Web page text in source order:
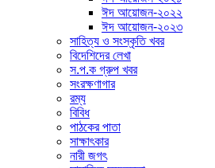
ঈদ আয়োজন-২০২২
ঈদ আয়োজন-২০২৩
সাহিত্য ও সংস্কৃতি খবর
বিদেশিদের লেখা
স.প.ক গ্রুপ খবর
সংরক্ষণাগার
রম্য
বিবিধ
পাঠকের পাতা
সাক্ষাৎকার
নারী জগৎ